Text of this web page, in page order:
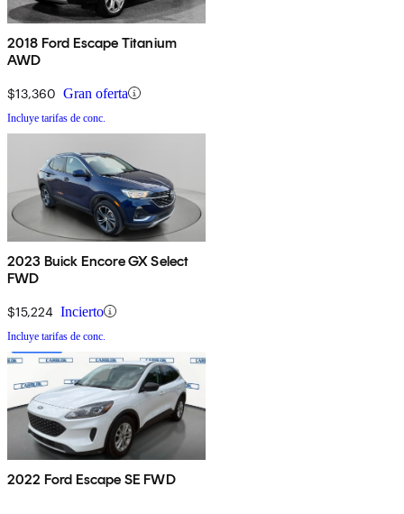
2018 Ford Escape Titanium
AWD
$13,360 Gran oferta
Incluye tarifas de conc.
2023 Buick Encore GX Select
FWD
$15,224 Incierto
Incluye tarifas de conc.
2022 Ford Escape SE FWD